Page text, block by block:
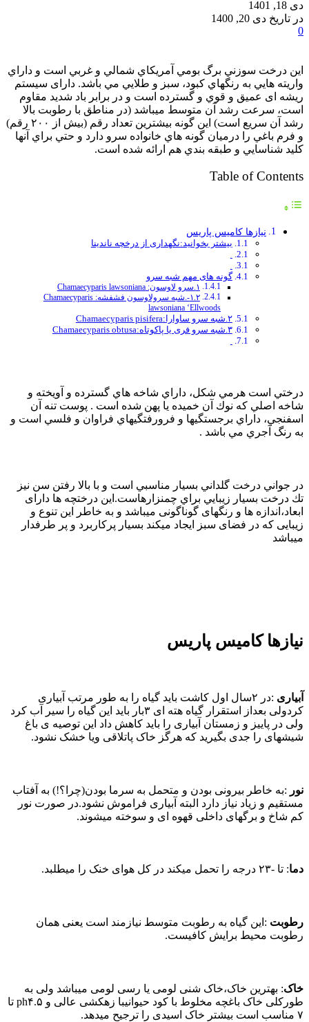
دی 18, 1401
در تاریخ دی 20, 1400
0
اين درخت سوزني برگ بومي آمريكاي شمالي و غربي است و داراي
واريته هايي به رنگهاي كبود، سبز و طلايي مي باشد. دارای سیستم
ریشه ای عميق و قوي و گسترده است و در برابر باد شديد مقاوم
است، سرعت رشد آن متوسط میباشد (در مناطق با رطوبت بالا
رشد آن سريع است) اين گونه بيشترين تعداد رقم (بيش از ۲۰۰ رقم)
و فرم باغي را درميان گونه هاي خانواده سرو دارد و حتي براي آنها
كليد شناسايي و طبقه بندي هم ارائه شده است.
Table of Contents
نیازها کامیس پاریس
بیشتر بخوانید:نگهداری از درخچه ناندینا
گونه های مهم شبه سرو
۱.سرو لاوسون: Chamaecyparis lawsoniana
۱.۲-.شبه سرولاوسون فشفشه: Chamaecyparis
lawsoniana ‘Ellwoods
۲.شبه سرو ساوارا:Chamaecyparis pisifera
۳.شبه سرو فری یا پاکوتاه:Chamaecyparis obtusa
درختي است هرمي شكل، داراي شاخه هاي گسترده و آويخته و
شاخه اصلي كه نوك آن خميده يا پهن شده است . پوست تنه آن
اسفنجي، داراي برجستگيها و فرورفتگيهاي فراوان و فلسي است و
به رنگ آجري مي باشد .
در جواني درخت گلداني بسيار مناسبي است و با بالا رفتن سن نيز
تك درخت بسيار زيبايي براي چمنزارهاست.این درختچه ها دارای
ابعاد،اندازه ها و رنگهای گوناگونی میباشد و به خاطر این تنوع و
زیبایی که در فضای سبز ایجاد میکند بسیار پرکاربرد و پر طرفدار
میباشد
نیازها کامیس پاریس
آبیاری
:در ۲سال اول کاشت باید گیاه را به طور مرتب آبیاری
کردولی بعداز استقرار گیاه هته ای ۳بار باید این گیاه را سیر آب کرد
ولی در پاییز و زمستان آبیاری را باید کاهش داد این توصیه ی باغ
شیشهای را جدی بگیرید که هرگز خاک پاتلاقی ویا خشک نشود.
نور :به خاطر بیرونی بودن و متحمل به سرما بودن(چرا؟!) به آفتاب
مستقیم و زیاد نیاز دارد البته آبیاری فراموش نشود.در صورت نور
کم شاخ و برگهای داخلی قهوه ای و سوخته میشوند.
دما: تا -۲۳ درجه را تحمل میکند در کل هوای خنک را میطلبد.
رطوبت :این گیاه به رطوبت متوسط نیازمند است یعنی همان
رطوبت محیط برایش کافیست.
خاک: بهترین خاک،خاک شنی لومی یا رسی لومی میباشد ولی به
طورکلی خاک باغچه مخلوط با کود حیوانیبا زهکشی عالی و ph۴.۵ تا
۷ مناسب است بیشتر خاک اسیدی را ترجیح میدهد.